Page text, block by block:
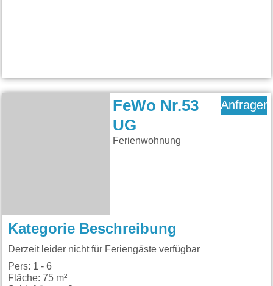
FeWo Nr.53
UG
Ferienwohnung
Anfragen
Kategorie Beschreibung
Derzeit leider nicht für Feriengäste verfügbar
Pers: 1 - 6
Fläche: 75 m²